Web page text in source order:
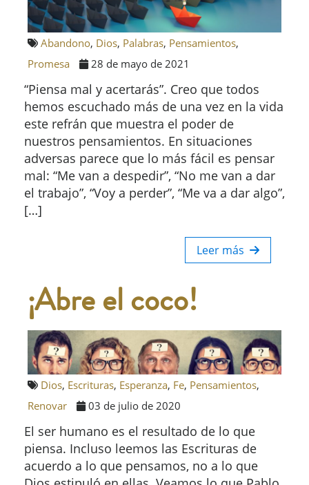
Abandono, Dios, Palabras, Pensamientos,
Promesa
28 de mayo de 2021
“Piensa mal y acertarás”. Creo que todos
hemos escuchado más de una vez en la vida
este refrán que muestra el poder de
nuestros pensamientos. En situaciones
adversas parece que lo más fácil es pensar
mal: “Me van a despedir”, “No me van a dar
el trabajo”, “Voy a perder”, “Me va a dar algo”,
[…]
Leer más
¡Abre el coco!
Dios, Escrituras, Esperanza, Fe, Pensamientos,
Renovar
03 de julio de 2020
El ser humano es el resultado de lo que
piensa. Incluso leemos las Escrituras de
acuerdo a lo que pensamos, no a lo que